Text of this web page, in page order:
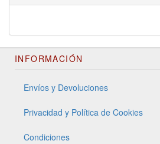
INFORMACIÓN
Envíos y Devoluciones
Privacidad y Política de Cookies
Condiciones